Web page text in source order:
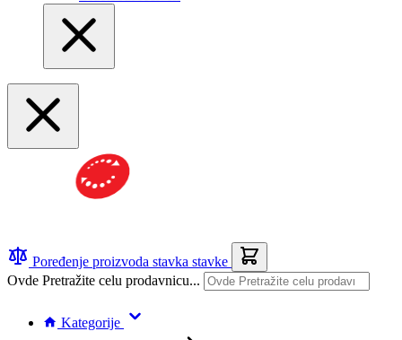
Poređenje proizvoda stavka stavke
Ovde Pretražite celu prodavnicu...
Kategorije